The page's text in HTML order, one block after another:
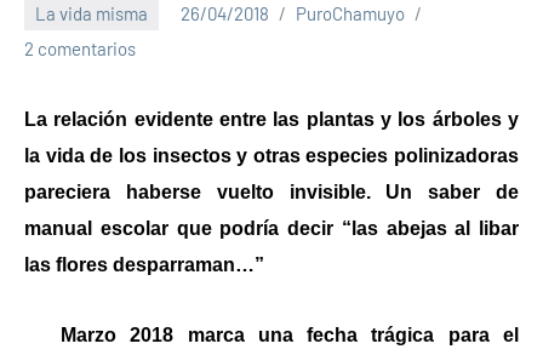
La vida misma 26/04/2018
PuroChamuyo
2 comentarios
La relación evidente entre las plantas y los árboles y
la vida de los insectos y otras especies polinizadoras
pareciera haberse vuelto invisible. Un saber de
manual escolar que podría decir “las abejas al libar
las flores desparraman…”
Marzo 2018 marca una fecha trágica para el